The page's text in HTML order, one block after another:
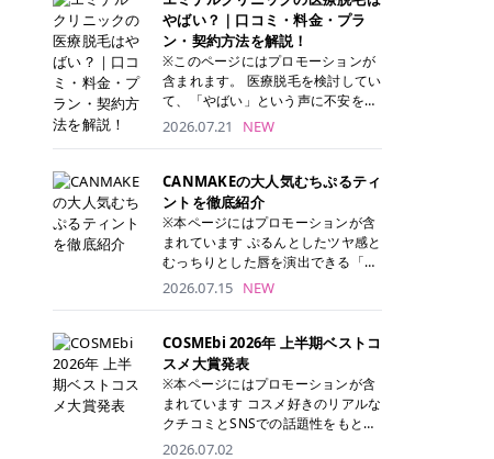
ンケアアイテムとして幅広い世代に
愛用されています。 トナーパッドの
特徴 トナーパッドと拭き取り化粧水
の違い 「トナーパッド」と「拭き取
り化粧水」はどちらも洗顔後に使用
するスキンケアアイテムですが、使
い方や特徴に違いがあります。 トナ
ーパッドは、化粧水があらかじめパ
ッドに含まれているため、コットン
を用意する手間がなく、忙しい朝で
もサッと使えるのが魅力です。 ま
た、保湿成分を豊富に配合した商品
が多く、拭き取り後にそのまま部分
用パックとして使えるトナーパッド
も増えています。 一方、拭き取り化
粧水は液体タイプのため、コットン
整しやすく、お気に入りの化粧水を
使いたい方やコストを抑えて続けた
い方にもおすすめです。 トナーパッ
ドのメリット トナーパッドは、角質
ケア・保湿ケア・部分用パックまで
1枚で行える便利なスキンケアアイ
ね。 この記事では、医療脱毛の基本
から、東京で特に通いやすいフレイ
アクリニック・レジーナクリニッ
ク・エミナルクリニック・リゼクリ
ニックの4院について、分かりやす
リニックを見つけて、面倒な自己処
理から卒業しちゃいましょう♪ クリ
ニック 全身＋VIO 全身＋VIO＋顔 特
徴 脱毛器 詳細 フレイアクリニック
52,800円(税込)/5回 94,600円(税
込)/5回 肌への負担に配慮しなが
ら、コストパフォーマンスも重視し
たい方に！ メディオスターモノリス
メディオスターNeXT PRO 公式サイ
ト> レジーナクリニック 52,800円
(税込)/5回 99,000円(税込)/5回 ジェ
ントルシリーズを選べるため、脱毛
機にこだわりたい方におすすめ！ ジ
ェントルマックスプロ ジェントルマ
ックスプロプラス ジェントルレーズ
プロ ソプラノチタニウム 公式サイ
ト> エミナルクリニック 49,500円
やばい？｜口コミ・料金・プラ
ン・契約方法を解説！
※このページにはプロモーションが
含まれます。 医療脱毛を検討してい
て、「やばい」という声に不安を抱
える方も多いのではないでしょう
体系をはじめ、学生や友人同士でお
得になる割引キャンペーン、無料カ
ウンセリングから施術までの具体的
なステップを分かりやすく解説しま
す。 これから手軽に全身医療脱毛を
後までチェックして、ご自身にぴっ
ください！ クリニック 全身＋VIO
全身＋VIO＋顔 特徴 脱毛器 詳細 フ
レイアクリニック 52,800円(税込)/5
回 94,600円(税込)/5回 肌への負担
に配慮しながら、コストパフォーマ
ンスも重視したい方に！ メディオス
2026.07.21 NEW
CANMAKEの大人気むちぷるティ
ントを徹底紹介
※本ページにはプロモーションが含
まれています ぷるんとしたツヤ感と
むっちりとした唇を演出できる「C
ANMAKE（キャンメイク）むちぷる
湿ケアも叶えられることから、SNS
でも話題の人気リップです。 「自分
にはどのカラーが似合う？」「イエ
ベ・ブルベ別のおすすめは？」と気
になっている方も多いのではないで
2026.07.15 NEW
COSMEbi 2026年 上半期ベストコ
スメ大賞発表
※本ページにはプロモーションが含
まれています コスメ好きのリアルな
クチコミとSNSでの話題性をもとに
選出された、COSMEbi 2026年上半
2026.07.02